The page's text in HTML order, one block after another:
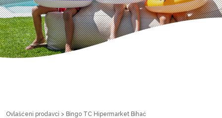
Ovlašćeni prodavci > Bingo TC Hipermarket Bihać